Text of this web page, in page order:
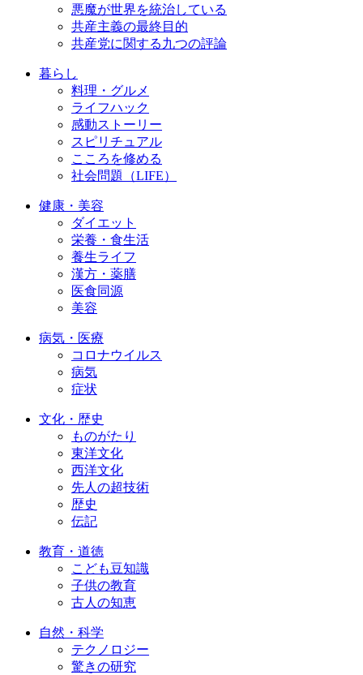
悪魔が世界を統治している
共産主義の最終目的
共産党に関する九つの評論
暮らし
料理・グルメ
ライフハック
感動ストーリー
スピリチュアル
こころを修める
社会問題（LIFE）
健康・美容
ダイエット
栄養・食生活
養生ライフ
漢方・薬膳
医食同源
美容
病気・医療
コロナウイルス
病気
症状
文化・歴史
ものがたり
東洋文化
西洋文化
先人の超技術
歴史
伝記
教育・道徳
こども豆知識
子供の教育
古人の知恵
自然・科学
テクノロジー
驚きの研究